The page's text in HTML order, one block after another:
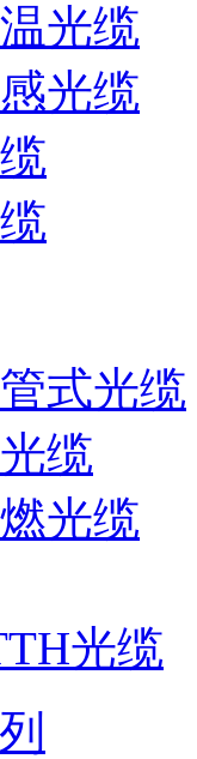
光缆
光缆
式光缆
缆
光缆
光缆